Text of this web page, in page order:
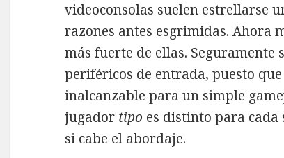
videoconsolas suelen estrellarse
razones antes esgrimidas. Ahora
más fuerte de ellas. Seguramente
periféricos de entrada, puesto
inalcanzable para un simple
jugador tipo es distinto para
si cabe el abordaje.